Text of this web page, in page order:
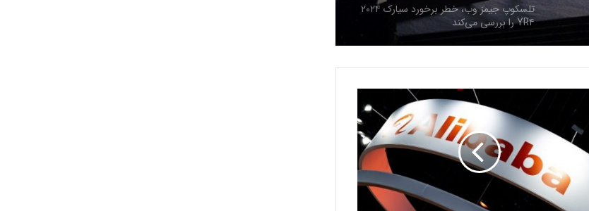
تلسکوپ جیمز وب، خطر برخورد سیارک ۲۰۲۴
YR۴ را بررسی می‌کند
کشف پرانرژی‌ترین «ذره شبح» در اعماق دریا
تصمیم جدید ناسا برای فضانوردان سرگردان
در فضا
کشف “Quipu”؛ بزرگترین سازه در جهان
شناخته شده